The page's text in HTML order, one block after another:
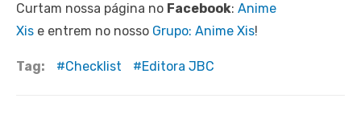
Curtam nossa página no Facebook: Anime
Xis e entrem no nosso Grupo: Anime Xis!
Tag: Checklist Editora JBC